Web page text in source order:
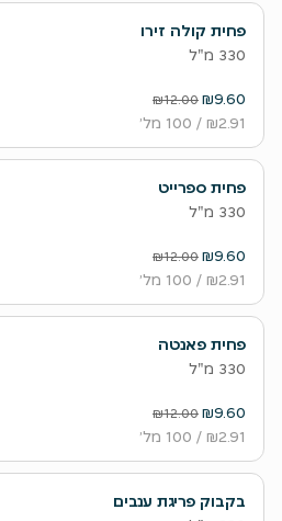
פחית קולה זירו
330 מ"ל
₪9.60
₪12.00
₪2.91 / 100 מל׳
פחית ספרייט
330 מ"ל
₪9.60
₪12.00
₪2.91 / 100 מל׳
פחית פאנטה
330 מ"ל
₪9.60
₪12.00
₪2.91 / 100 מל׳
בקבוק פריגת ענבים